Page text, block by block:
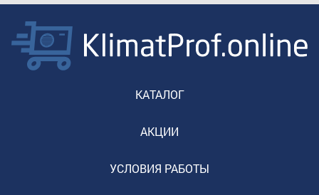
КАТАЛОГ
АКЦИИ
УСЛОВИЯ РАБОТЫ